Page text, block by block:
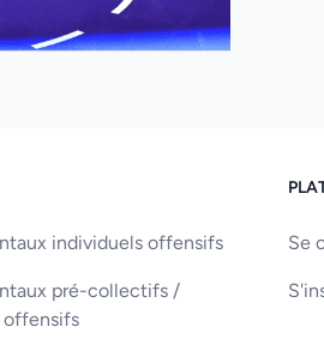
individuels offensifs
pré-collectifs /
Se